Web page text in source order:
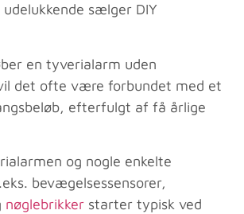
udelukkende sælger DIY
en tyverialarm uden
det ofte være forbundet med et
efterfulgt af få årlige
og nogle enkelte
bevægelsessensorer,
nøglebrikker starter typisk ved